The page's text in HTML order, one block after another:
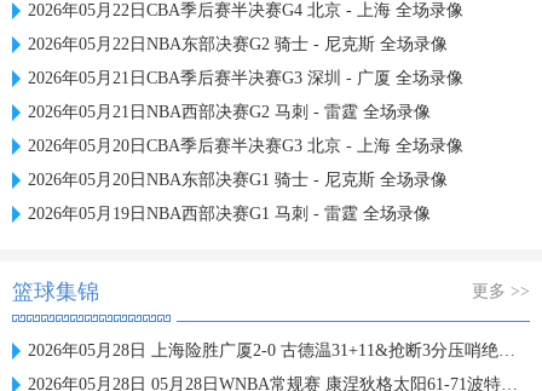
2026年05月22日CBA季后赛半决赛G4 北京 - 上海 全场录像
2026年05月22日NBA东部决赛G2 骑士 - 尼克斯 全场录像
2026年05月21日CBA季后赛半决赛G3 深圳 - 广厦 全场录像
2026年05月21日NBA西部决赛G2 马刺 - 雷霆 全场录像
2026年05月20日CBA季后赛半决赛G3 北京 - 上海 全场录像
2026年05月20日NBA东部决赛G1 骑士 - 尼克斯 全场录像
2026年05月19日NBA西部决赛G1 马刺 - 雷霆 全场录像
篮球集锦 更多 >>
2026年05月28日 上海险胜广厦2-0 古德温31+11&抢断3分压哨绝杀 布朗空砍50分
2026年05月28日 05月28日WNBA常规赛 康涅狄格太阳61-71波特兰火焰 全场集锦